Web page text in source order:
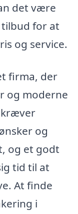
det være
for at
og service.
firma, der
og moderne
kræver
og
og et godt
tid til at
At finde
i